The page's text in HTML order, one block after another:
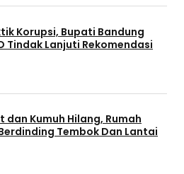
Korupsi, Bupati Bandung
Tindak Lanjuti Rekomendasi
dan Kumuh Hilang, Rumah
Tembok Dan Lantai